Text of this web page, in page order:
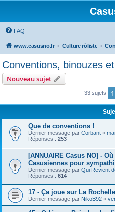
FAQ
www.casusno.fr Culture rôliste
Conventions, binouzes
Nouveau sujet
33 sujets 1
Que de conventions !
Dernier message par Corbant «
Réponses : 253
[ANNUAIRE Casus NO] -
Casusiennes pour
Dernier message par Qui Revient
Réponses : 614
17 - Ça joue sur La
Dernier message par NikoB92 «